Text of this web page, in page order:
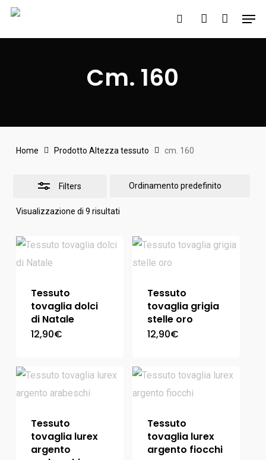
Skip
search account
Cm. 160
Home Prodotto Altezza tessuto cm. 160
Filters
Visualizzazione di 9 risultati
Close
Tessuto
tovaglia dolci
di Natale
12,90€
Tessuto
tovaglia grigia
stelle oro
12,90€
Tessuto
tovaglia lurex
argento
Tessuto
tovaglia lurex
argento fiocchi